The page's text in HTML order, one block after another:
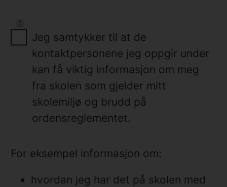
Jeg samtykker til at de
kontaktpersonene jeg oppgir under
kan få viktig informasjon om meg
fra skolen som gjelder mitt
skolemiljø og brudd på
ordensreglementet.
For eksempel informasjon om:
hvordan jeg har det på skolen med